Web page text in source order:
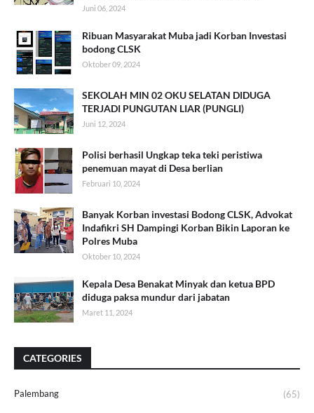
Juni 06, 2024
Ribuan Masyarakat Muba jadi Korban Investasi
bodong CLSK
Oktober 09, 2024
SEKOLAH MIN 02 OKU SELATAN DIDUGA
TERJADI PUNGUTAN LIAR (PUNGLI)
Juni 12, 2024
Polisi berhasil Ungkap teka teki peristiwa
penemuan mayat di Desa berlian
Februari 10, 2024
Banyak Korban investasi Bodong CLSK, Advokat
Indafikri SH Dampingi Korban Bikin Laporan ke
Polres Muba
Oktober 10, 2024
Kepala Desa Benakat Minyak dan ketua BPD
diduga paksa mundur dari jabatan
Maret 11, 2024
CATEGORIES
Palembang (65)